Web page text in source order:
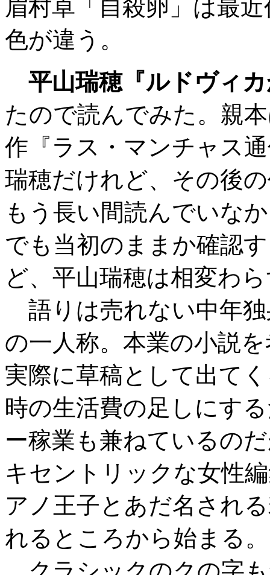
眉村卓「自殺卵」は最
色が違う。
平山瑞穂『ルドヴィ
たので読んでみた。親
作『ラス・マンチャス
瑞穂だけれど、その後
もう長い間読んでいな
でも当初のままか確認
ど、平山瑞穂は相変わ
語りは売れない中年
の一人称。本業の小説
実際に草稿として出て
時の生活費の足しにす
ー稼業も兼ねているの
キセントリックな女性
アノ王子とあだ名され
れるところから始まる。